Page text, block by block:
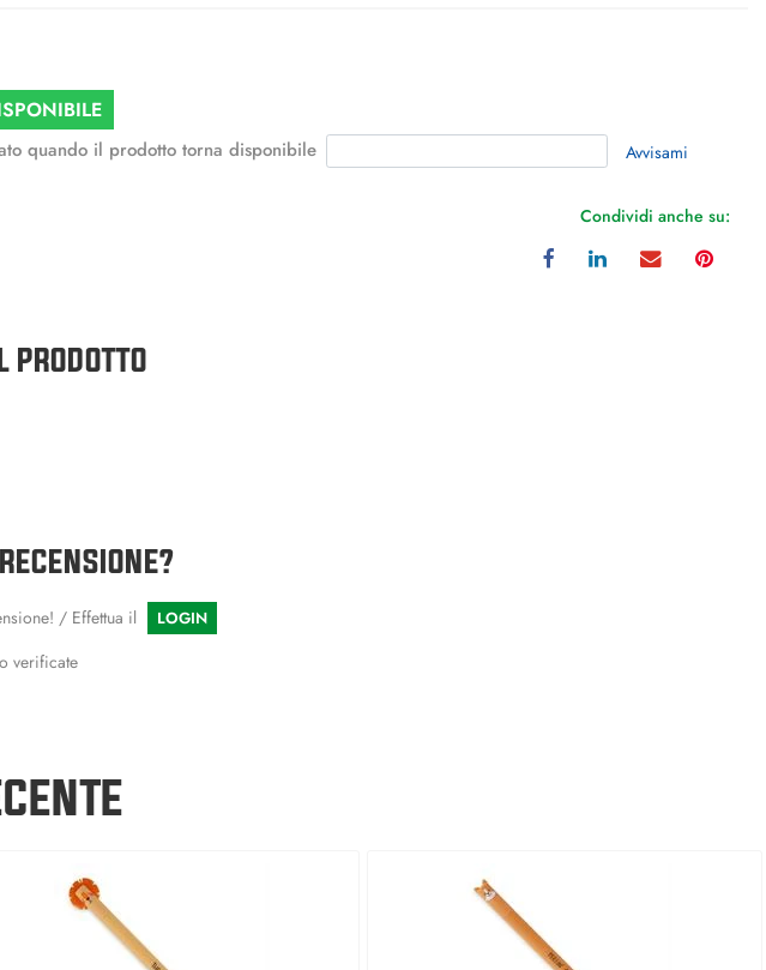
quando il prodotto torna disponibile Avvisami
Condividi anche su:
PRODOTTO
/ Effettua il LOGIN
verificate